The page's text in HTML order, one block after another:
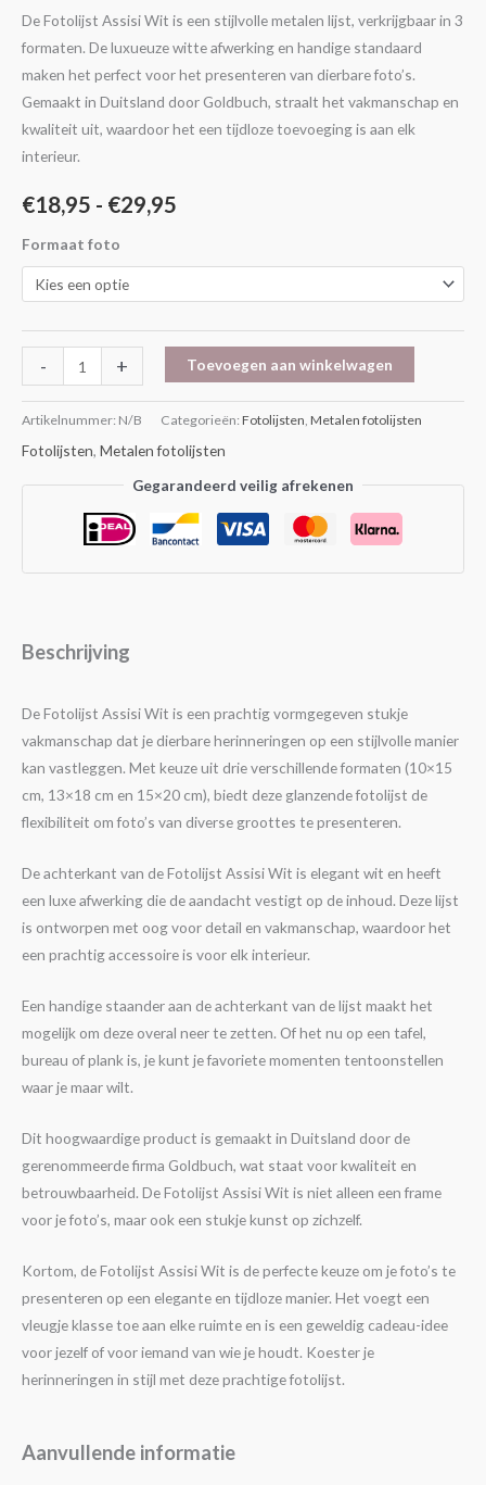
De Fotolijst Assisi Wit is een stijlvolle metalen lijst, verkrijgbaar in 3
formaten. De luxueuze witte afwerking en handige standaard
maken het perfect voor het presenteren van dierbare foto’s.
Gemaakt in Duitsland door Goldbuch, straalt het vakmanschap en
kwaliteit uit, waardoor het een tijdloze toevoeging is aan elk
interieur.
€18,95 - €29,95
Formaat foto
- + Toevoegen aan winkelwagen
Artikelnummer: N/B Categorieën: Fotolijsten Metalen fotolijsten
Fotolijsten, Metalen fotolijsten
Gegarandeerd veilig afrekenen
Beschrijving
De Fotolijst Assisi Wit is een prachtig vormgegeven stukje
vakmanschap dat je dierbare herinneringen op een stijlvolle manier
kan vastleggen. Met keuze uit drie verschillende formaten (10×15
cm, 13×18 cm en 15×20 cm), biedt deze glanzende fotolijst de
flexibiliteit om foto’s van diverse groottes te presenteren.
De achterkant van de Fotolijst Assisi Wit is elegant wit en heeft
een luxe afwerking die de aandacht vestigt op de inhoud. Deze lijst
is ontworpen met oog voor detail en vakmanschap, waardoor het
een prachtig accessoire is voor elk interieur.
Een handige staander aan de achterkant van de lijst maakt het
mogelijk om deze overal neer te zetten. Of het nu op een tafel,
bureau of plank is, je kunt je favoriete momenten tentoonstellen
waar je maar wilt.
Dit hoogwaardige product is gemaakt in Duitsland door de
gerenommeerde firma Goldbuch, wat staat voor kwaliteit en
betrouwbaarheid. De Fotolijst Assisi Wit is niet alleen een frame
voor je foto’s, maar ook een stukje kunst op zichzelf.
Kortom, de Fotolijst Assisi Wit is de perfecte keuze om je foto’s te
presenteren op een elegante en tijdloze manier. Het voegt een
vleugje klasse toe aan elke ruimte en is een geweldig cadeau-idee
voor jezelf of voor iemand van wie je houdt. Koester je
herinneringen in stijl met deze prachtige fotolijst.
Aanvullende informatie